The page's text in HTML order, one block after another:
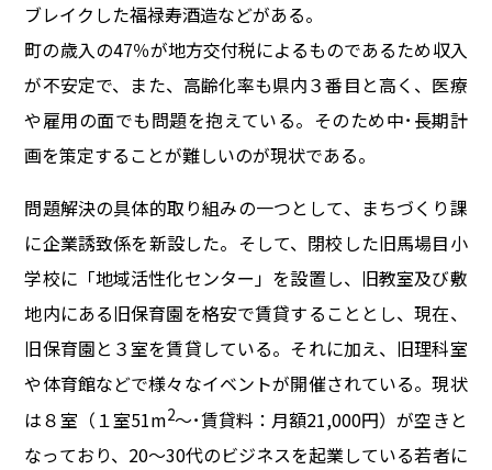
ブレイクした福禄寿酒造などがある。
町の歳入の47％が地方交付税によるものであるため収入
が不安定で、また、高齢化率も県内３番目と高く、医療
や雇用の面でも問題を抱えている。そのため中･長期計
画を策定することが難しいのが現状である。
問題解決の具体的取り組みの一つとして、まちづくり課
に企業誘致係を新設した。そして、閉校した旧馬場目小
学校に「地域活性化センター」を設置し、旧教室及び敷
地内にある旧保育園を格安で賃貸することとし、現在、
旧保育園と３室を賃貸している。それに加え、旧理科室
や体育館などで様々なイベントが開催されている。現状
は８室（１室51m2～･賃貸料：月額21,000円）が空きと
なっており、20～30代のビジネスを起業している若者に